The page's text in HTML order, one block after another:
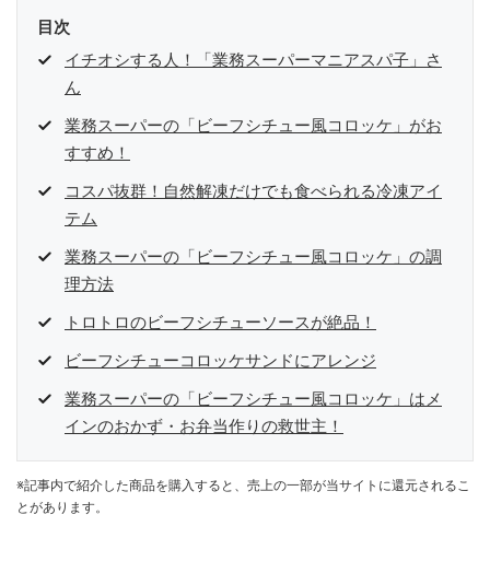
目次
イチオシする人！「業務スーパーマニアスパ子」さ
ん
業務スーパーの「ビーフシチュー風コロッケ」がお
すすめ！
コスパ抜群！自然解凍だけでも食べられる冷凍アイ
テム
業務スーパーの「ビーフシチュー風コロッケ」の調
理方法
トロトロのビーフシチューソースが絶品！
ビーフシチューコロッケサンドにアレンジ
業務スーパーの「ビーフシチュー風コロッケ」はメ
インのおかず・お弁当作りの救世主！
※記事内で紹介した商品を購入すると、売上の一部が当サイトに還元されるこ
とがあります。